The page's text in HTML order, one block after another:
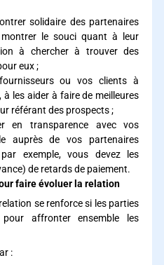
solidaire des partenaires
le souci quant à leur
à chercher à trouver des
eux ;
ou vos clients à
à les aider à faire de meilleures
référant des prospects ;
en transparence avec vos
auprès de vos partenaires
exemple, vous devez les
de retards de paiement.
faire évoluer la relation
se renforce si les parties
affronter ensemble les
: